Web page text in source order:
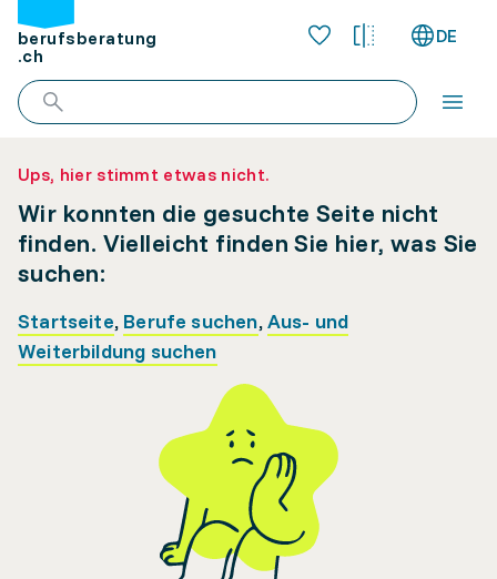
berufsberatung
.ch
DE
Ups, hier stimmt etwas nicht.
Wir konnten die gesuchte Seite nicht
finden. Vielleicht finden Sie hier, was Sie
suchen:
Startseite, Berufe suchen,Aus- und
Weiterbildung suchen